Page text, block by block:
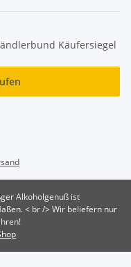
Alkoholgenuß ist
< br /> Wir beliefern nur